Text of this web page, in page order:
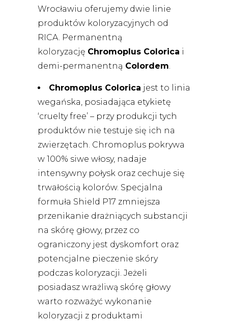
Wrocławiu oferujemy dwie linie
produktów koloryzacyjnych od
RICA. Permanentną
koloryzację Chromoplus Colorica i
demi-permanentną Colordem
Chromoplus Colorica jest to linia
wegańska, posiadająca etykietę
‘cruelty free’ – przy produkcji tych
produktów nie testuje się ich na
zwierzętach. Chromoplus pokrywa
w 100% siwe włosy, nadaje
intensywny połysk oraz cechuje się
trwałością kolorów. Specjalna
formuła Shield P17 zmniejsza
przenikanie drażniących substancji
na skórę głowy, przez co
ograniczony jest dyskomfort oraz
potencjalne pieczenie skóry
podczas koloryzacji. Jeżeli
posiadasz wrażliwą skórę głowy
warto rozważyć wykonanie
koloryzacji z produktami